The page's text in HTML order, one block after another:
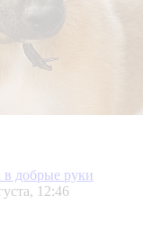
добрые руки
12:46